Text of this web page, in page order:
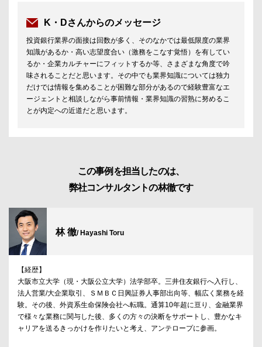
K・Dさんからのメッセージ
投資銀行業界の面接は回数が多く、そのなかでは最低限度の業界
知識があるか・高い志望度合い（激務をこなす覚悟）を有してい
るか・企業カルチャーにフィットするか等、さまざまな角度で吟
味されることだと思います。その中でも業界知識については独力
だけでは情報を集めることが困難な部分があるので経験豊富なエ
ージェントと相談しながら事前情報・業界知識の習熟に努めるこ
とが内定への近道だと思います。
この事例を担当したのは、
弊社コンサルタントの林徹です
林 徹/ Hayashi Toru
【経歴】
大阪市立大学（現・大阪公立大学）法学部卒。三井住友銀行へ入行し、
法人営業/大企業取引、ＳＭＢＣ日興証券人事部出向等、幅広く業務を経
験。その後、外資系生命保険会社へ転職。通算10年超に亘り、金融業界
で様々な業務に関与した後、多くの方々の決断をサポートし、豊かなキ
ャリアを送るきっかけを作りたいと考え、アンテロープに参画。